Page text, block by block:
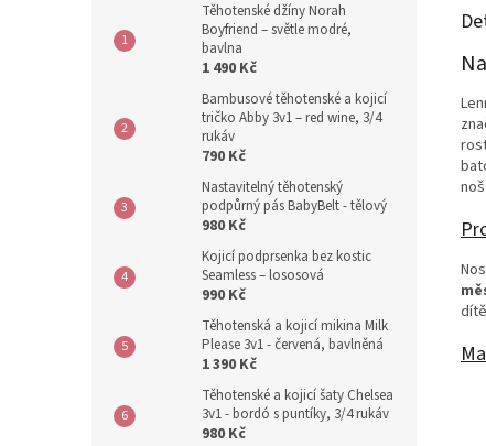
Těhotenské džíny Norah
Boyfriend – světle modré,
bavlna
1 490 Kč
Bambusové těhotenské a kojicí
tričko Abby 3v1 – red wine, 3/4
rukáv
790 Kč
Nastavitelný těhotenský
podpůrný pás BabyBelt - tělový
980 Kč
Kojicí podprsenka bez kostic
Seamless – lososová
990 Kč
Těhotenská a kojicí mikina Milk
Please 3v1 - červená, bavlněná
1 390 Kč
Těhotenské a kojicí šaty Chelsea
3v1 - bordó s puntíky, 3/4 rukáv
980 Kč